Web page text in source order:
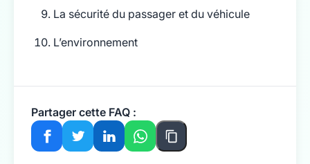
La sécurité du passager et du véhicule
L’environnement
Partager cette FAQ :